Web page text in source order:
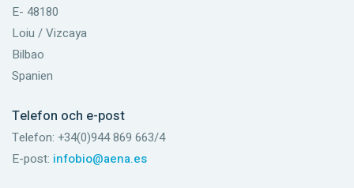
E- 48180
Loiu / Vizcaya
Bilbao
Spanien
Telefon och e-post
Telefon: +34(0)944 869 663/4
E-post: infobio@aena.es